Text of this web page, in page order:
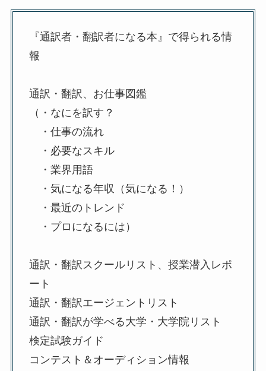
『通訳者・翻訳者になる本』で得られる情
報
通訳・翻訳、お仕事図鑑
（・なにを訳す？
・仕事の流れ
・必要なスキル
・業界用語
・気になる年収（気になる！）
・最近のトレンド
・プロになるには）
通訳・翻訳スクールリスト、授業潜入レポ
ート
通訳・翻訳エージェントリスト
通訳・翻訳が学べる大学・大学院リスト
検定試験ガイド
コンテスト＆オーディション情報